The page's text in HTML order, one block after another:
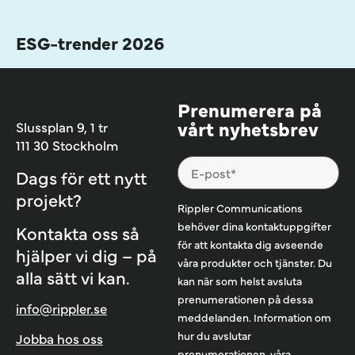
ESG-trender 2026
Slussplan 9, 1 tr
111 30 Stockholm
Dags för ett nytt
projekt?
Kontakta oss så
hjälper vi dig – på
alla sätt vi kan.
info@rippler.se
Jobba hos oss
Prenumerera på
vårt nyhetsbrev
Rippler Communications
behöver dina kontaktuppgifter
för att kontakta dig avseende
våra produkter och tjänster. Du
kan när som helst avsluta
prenumerationen på dessa
meddelanden. Information om
hur du avslutar